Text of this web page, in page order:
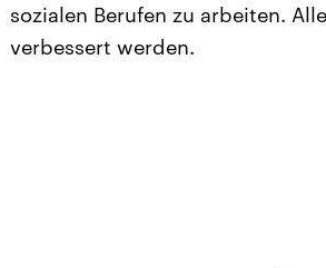
sozialen Berufen zu arbeiten.
verbessert werden.